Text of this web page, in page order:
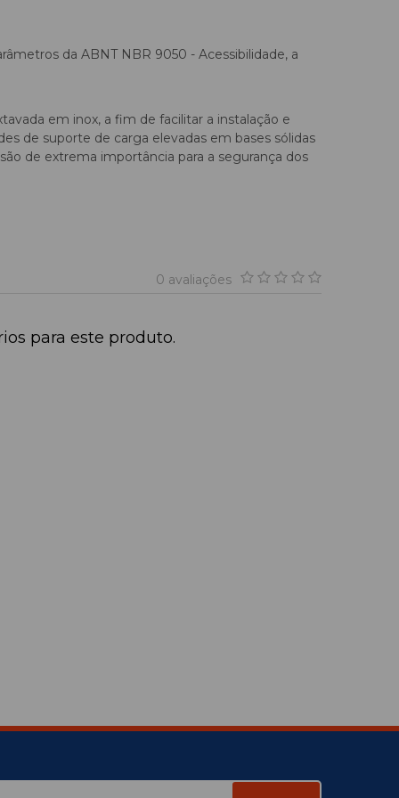
da ABNT NBR 9050 - Acessibilidade, a
em inox, a fim de facilitar a instalação e
de suporte de carga elevadas em bases sólidas
de extrema importância para a segurança dos
0 avaliações
para este produto.